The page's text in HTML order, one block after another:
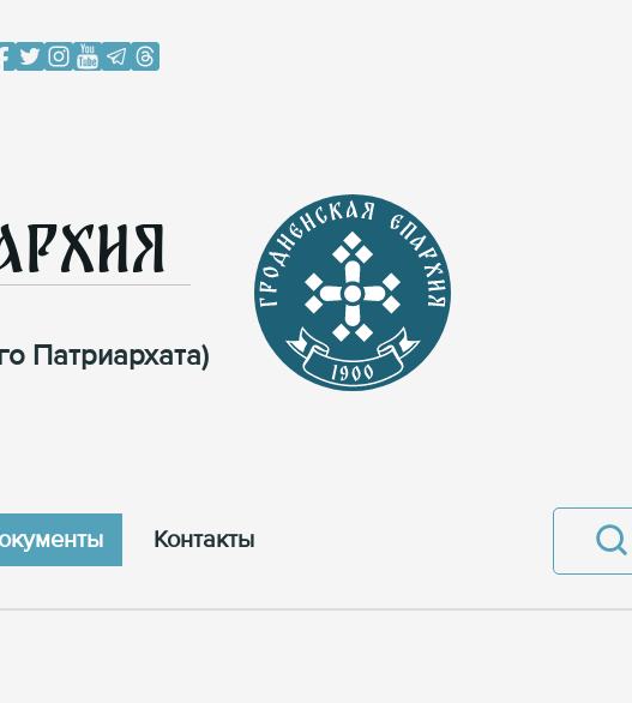
Патриархата)
Контакты